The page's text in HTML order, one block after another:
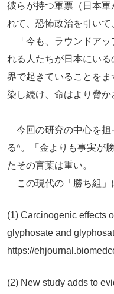
彼らが持つ軍票（日本
れて、恐怖政治を引いて
「今も、ラウンドアッ
れる人たちが日本にい
界で起きていることを
染し続け、命はより脅か
今回の研究の中心を担
る⁹。「金よりも事実が
たその言葉は重い。
この現代の「勝ち組」
(1) Carcinogenic effects
glyphosate and
https://
(2) New study adds to